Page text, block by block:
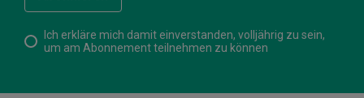
Ich erkläre mich damit einverstanden, volljährig zu sein,
um am Abonnement teilnehmen zu können